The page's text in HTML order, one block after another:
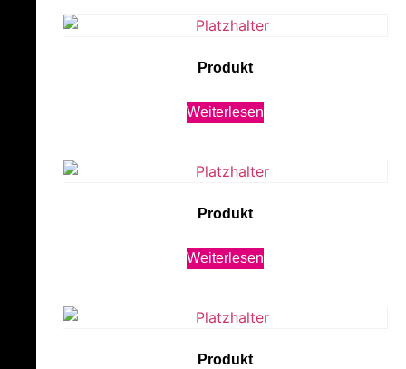
Produkt
Weiterlesen
Produkt
Weiterlesen
Produkt